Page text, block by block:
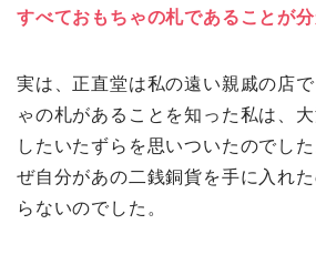
すべておもちゃの札であることが分
実は、正直堂は私の遠い親戚の店
ゃの札があることを知った私は、
したいたずらを思いついたのでし
ぜ自分があの二銭銅貨を手に入れ
らないのでした。